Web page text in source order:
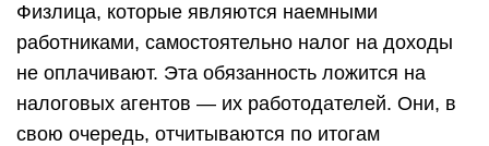
Физлица, которые являются наемными
работниками, самостоятельно налог на доходы
не оплачивают. Эта обязанность ложится на
налоговых агентов ― их работодателей. Они, в
свою очередь, отчитываются по итогам